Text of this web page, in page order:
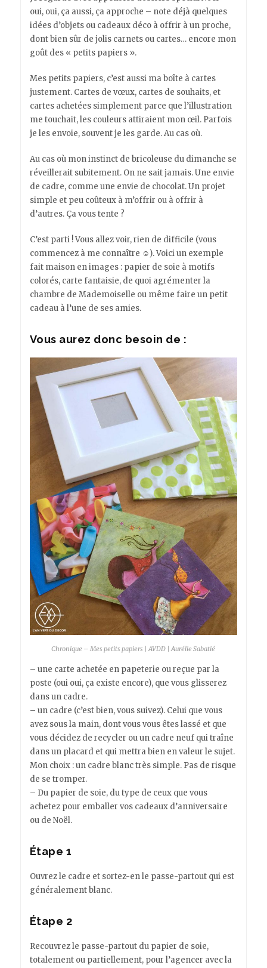
oui, oui, ça aussi, ça approche – note déjà quelques
idées d’objets ou cadeaux déco à offrir à un proche,
dont bien sûr de jolis carnets ou cartes… encore mon
goût des « petits papiers ».
Mes petits papiers, c’est aussi ma boîte à cartes
justement. Cartes de vœux, cartes de souhaits, et
cartes achetées simplement parce que l’illustration
me touchait, les couleurs attiraient mon œil. Parfois
je les envoie, souvent je les garde. Au cas où.
Au cas où mon instinct de bricoleuse du dimanche se
réveillerait subitement. On ne sait jamais. Une envie
de cadre, comme une envie de chocolat. Un projet
simple et peu coûteux à m’offrir ou à offrir à
d’autres. Ça vous tente ?
C’est parti ! Vous allez voir, rien de difficile (vous
commencez à me connaître ☺). Voici un exemple
fait maison en images : papier de soie à motifs
colorés, carte fantaisie, de quoi agrémenter la
chambre de Mademoiselle ou même faire un petit
cadeau à l’une de ses amies.
Vous aurez donc besoin de :
Chronique – Mes petits papiers | AVDD | Aurélie Sabatié
– une carte achetée en papeterie ou reçue par la
poste (oui oui, ça existe encore), que vous glisserez
dans un cadre.
– un cadre (c’est bien, vous suivez). Celui que vous
avez sous la main, dont vous vous êtes lassé et que
vous décidez de recycler ou un cadre neuf qui traîne
dans un placard et qui mettra bien en valeur le sujet.
Mon choix : un cadre blanc très simple. Pas de risque
de se tromper.
– Du papier de soie, du type de ceux que vous
achetez pour emballer vos cadeaux d’anniversaire
ou de Noël.
Étape 1
Ouvrez le cadre et sortez-en le passe-partout qui est
généralement blanc.
Étape 2
Recouvrez le passe-partout du papier de soie,
totalement ou partiellement, pour l’agencer avec la